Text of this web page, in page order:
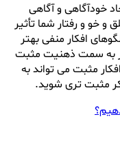
خودآگاهی و آگاهی
و خو و رفتار شما تأثیر
افکار منفی بهتر
به سمت ذهنیت مثبت
مثبت می تواند به
مثبت تری شوید.